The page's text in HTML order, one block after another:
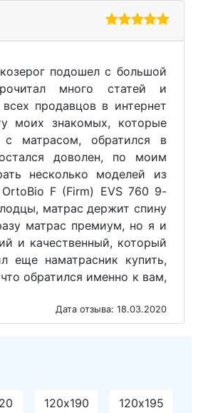
подошел с большой
много статей и
продавцов в интернет
моих знакомых, которые
с матрасом, обратился в
доволен, по моим
несколько моделей из
F (Firm) EVS 760 9-
матрас держит спину
матрас премиум, но я и
и качественный, который
еще наматрасник купить,
обратился именно к вам,
Дата отзыва: 18.03.2020
120х190 120х195